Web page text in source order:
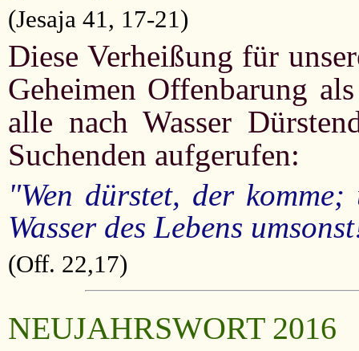
(Jesaja 41, 17-21)
Diese Verheißung für
Geheimen Offenbarung
alle nach Wasser
Suchenden aufgerufen:
"Wen dürstet, der
Wasser des Lebens
(Off. 22,17)
NEUJAHRSWORT 2016